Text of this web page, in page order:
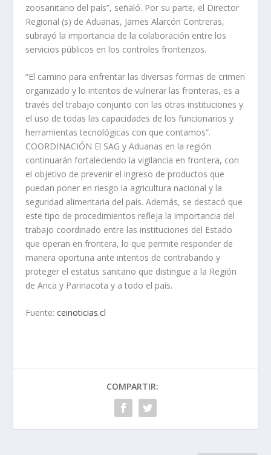
zoosanitario del país”, señaló. Por su parte, el Director
Regional (s) de Aduanas, James Alarcón Contreras,
subrayó la importancia de la colaboración entre los
servicios públicos en los controles fronterizos.
“El camino para enfrentar las diversas formas de crimen
organizado y lo intentos de vulnerar las fronteras, es a
través del trabajo conjunto con las otras instituciones y
el uso de todas las capacidades de los funcionarios y
herramientas tecnológicas con que contamos“.
COORDINACIÓN El SAG y Aduanas en la región
continuarán fortaleciendo la vigilancia en frontera, con
el objetivo de prevenir el ingreso de productos que
puedan poner en riesgo la agricultura nacional y la
seguridad alimentaria del país. Además, se destacó que
este tipo de procedimientos refleja la importancia del
trabajo coordinado entre las instituciones del Estado
que operan en frontera, lo que permite responder de
manera oportuna ante intentos de contrabando y
proteger el estatus sanitario que distingue a la Región
de Arica y Parinacota y a todo el país.
Fuente: ceinoticias.cl
COMPARTIR: